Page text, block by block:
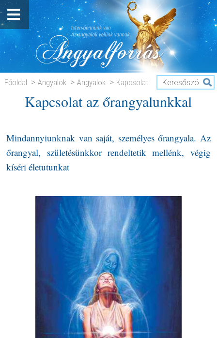
Főoldal Angyalok Angyalok
Kapcsolat
az őrangyalunkkal
Kapcsolat az őrangyalunkkal
Mindannyiunknak van saját, személyes őrangyala. Az
őrangyal, születésünkkor rendeltetik mellénk, végig
kíséri életutunkat